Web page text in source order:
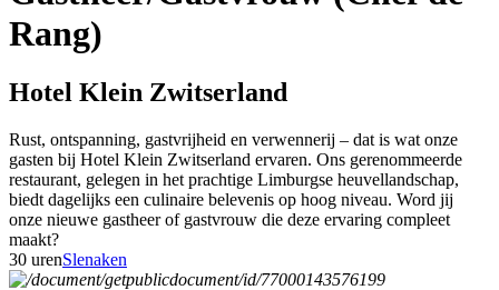
Rang)
Hotel Klein Zwitserland
Rust, ontspanning, gastvrijheid en verwennerij – dat is wat onze
gasten bij Hotel Klein Zwitserland ervaren. Ons gerenommeerde
restaurant, gelegen in het prachtige Limburgse heuvellandschap,
biedt dagelijks een culinaire belevenis op hoog niveau. Word jij
onze nieuwe gastheer of gastvrouw die deze ervaring compleet
maakt?
30 urenSlenaken